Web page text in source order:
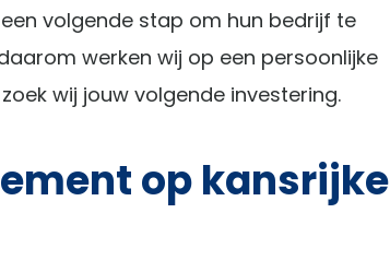
volgende stap om hun bedrijf te
werken wij op een persoonlijke
wij jouw volgende investering.
op kansrijke